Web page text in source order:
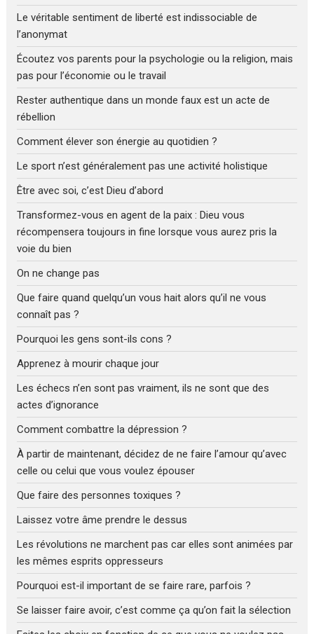
Le véritable sentiment de liberté est indissociable de
l’anonymat
Écoutez vos parents pour la psychologie ou la religion, mais
pas pour l’économie ou le travail
Rester authentique dans un monde faux est un acte de
rébellion
Comment élever son énergie au quotidien ?
Le sport n’est généralement pas une activité holistique
Être avec soi, c’est Dieu d’abord
Transformez-vous en agent de la paix : Dieu vous
récompensera toujours in fine lorsque vous aurez pris la
voie du bien
On ne change pas
Que faire quand quelqu’un vous hait alors qu’il ne vous
connaît pas ?
Pourquoi les gens sont-ils cons ?
Apprenez à mourir chaque jour
Les échecs n’en sont pas vraiment, ils ne sont que des
actes d’ignorance
Comment combattre la dépression ?
À partir de maintenant, décidez de ne faire l’amour qu’avec
celle ou celui que vous voulez épouser
Que faire des personnes toxiques ?
Laissez votre âme prendre le dessus
Les révolutions ne marchent pas car elles sont animées par
les mêmes esprits oppresseurs
Pourquoi est-il important de se faire rare, parfois ?
Se laisser faire avoir, c’est comme ça qu’on fait la sélection